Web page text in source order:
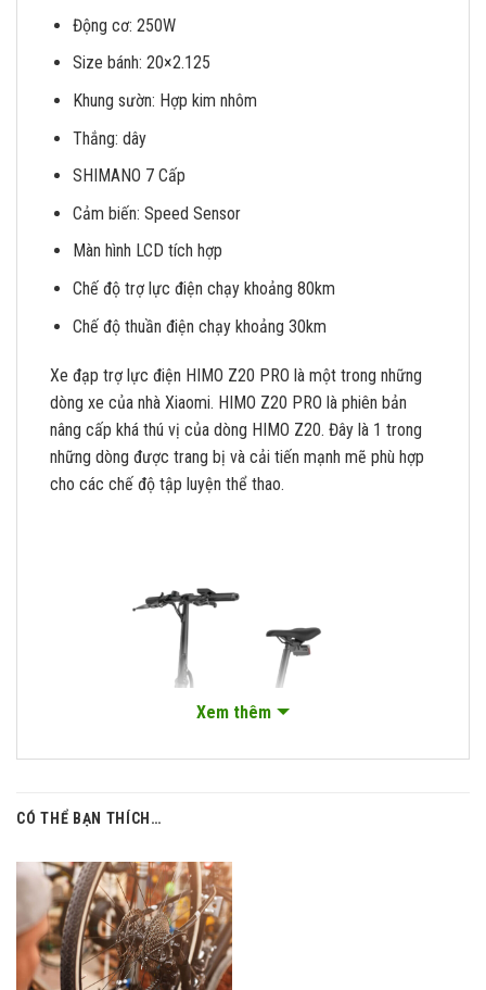
Động cơ: 250W
Size bánh: 20×2.125
Khung sườn: Hợp kim nhôm
Thắng: dây
SHIMANO 7 Cấp
Cảm biến: Speed Sensor
Màn hình LCD tích hợp
Chế độ trợ lực điện chạy khoảng 80km
Chế độ thuần điện chạy khoảng 30km
Xe đạp trợ lực điện HIMO Z20 PRO là một trong những
dòng xe của nhà Xiaomi. HIMO Z20 PRO là phiên bản
nâng cấp khá thú vị của dòng HIMO Z20. Đây là 1 trong
những dòng được trang bị và cải tiến mạnh mẽ phù hợp
cho các chế độ tập luyện thể thao.
Thiết kế hiện đại, năng động và thao tác gấp
gọn dễ dàng
Thiết kế hiện đại trẻ trung, gấp gọn là những ưu thế vượt
Xem thêm
CÓ THỂ BẠN THÍCH…